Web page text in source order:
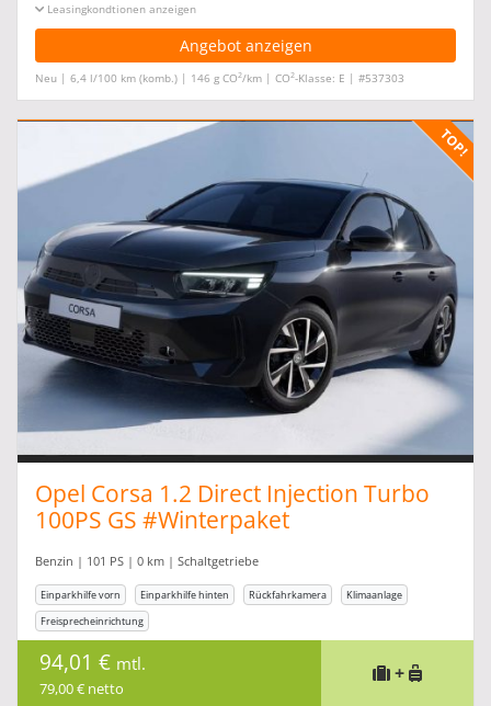
Leasingkonditionen ein-/ausblenden
Angebot anzeigen
Neu | 6,4 l/100 km (komb.) | 146 g CO2/km | CO2-Klasse: E | #537303
Opel Corsa 1.2 Direct Injection Turbo
100PS GS #Winterpaket
Benzin | 101 PS | 0 km | Schaltgetriebe
Einparkhilfe vorn Einparkhilfe hinten Rückfahrkamera
Klimaanlage
Freisprecheinrichtung
94,01 € mtl.
79,00 € netto
+